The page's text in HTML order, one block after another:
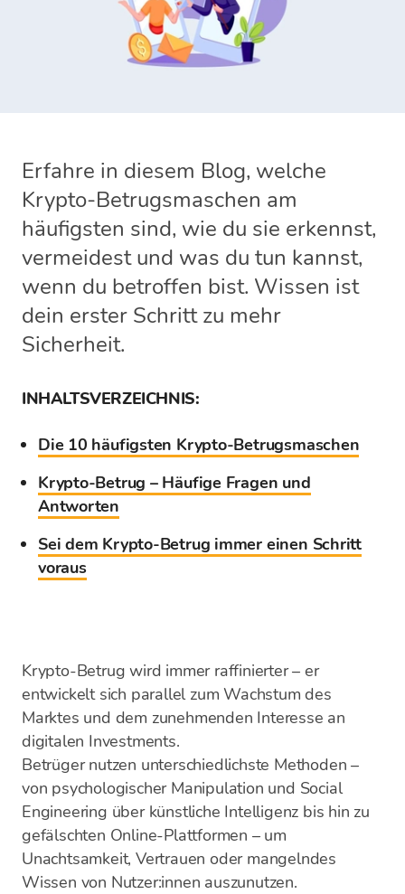
Erfahre in diesem Blog, welche
Krypto-Betrugsmaschen am
häufigsten sind, wie du sie erkennst,
vermeidest und was du tun kannst,
wenn du betroffen bist. Wissen ist
dein erster Schritt zu mehr
Sicherheit.
INHALTSVERZEICHNIS:
Die 10 häufigsten Krypto-Betrugsmaschen
Krypto-Betrug – Häufige Fragen und
Antworten
Sei dem Krypto-Betrug immer einen Schritt
voraus
Krypto-Betrug wird immer raffinierter – er
entwickelt sich parallel zum Wachstum des
Marktes und dem zunehmenden Interesse an
digitalen Investments.
Betrüger nutzen unterschiedlichste Methoden –
von psychologischer Manipulation und Social
Engineering über künstliche Intelligenz bis hin zu
gefälschten Online-Plattformen – um
Unachtsamkeit, Vertrauen oder mangelndes
Wissen von Nutzer:innen auszunutzen.